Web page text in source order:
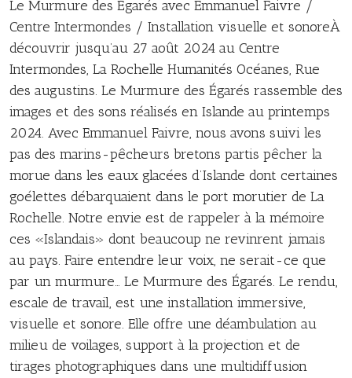
Le Murmure des Égarés avec Emmanuel Faivre /
Centre Intermondes / Installation visuelle et sonoreÀ
découvrir jusqu’au 27 août 2024 au Centre
Intermondes, La Rochelle Humanités Océanes, Rue
des augustins. Le Murmure des Égarés rassemble des
images et des sons réalisés en Islande au printemps
2024. Avec Emmanuel Faivre, nous avons suivi les
pas des marins-pêcheurs bretons partis pêcher la
morue dans les eaux glacées d’Islande dont certaines
goélettes débarquaient dans le port morutier de La
Rochelle. Notre envie est de rappeler à la mémoire
ces «Islandais» dont beaucoup ne revinrent jamais
au pays. Faire entendre leur voix, ne serait-ce que
par un murmure… Le Murmure des Égarés. Le rendu,
escale de travail, est une installation immersive,
visuelle et sonore. Elle offre une déambulation au
milieu de voilages, support à la projection et de
tirages photographiques dans une multidiffusion